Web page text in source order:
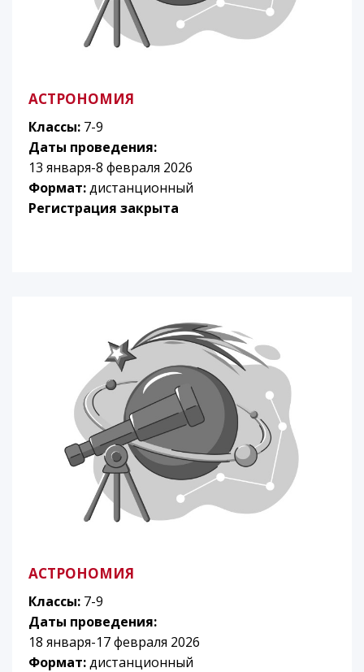
АСТРОНОМИЯ
Классы: 7-9
Даты проведения:
13 января-8 февраля 2026
Формат:дистанционный
Регистрация закрыта
АСТРОНОМИЯ
Классы: 7-9
Даты проведения:
18 января-17 февраля 2026
Формат:дистанционный